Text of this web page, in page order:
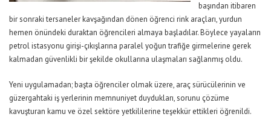
başından itibaren
bir sonraki tersaneler kavşağından dönen öğrenci rink araçları, yurdun
hemen önündeki duraktan öğrencileri almaya başladılar. Böylece yayaların
petrol istasyonu girişi-çıkışlarına paralel yoğun trafiğe girmelerine gerek
kalmadan güvenlikli bir şekilde okullarına ulaşmaları sağlanmış oldu.
Yeni uygulamadan; başta öğrenciler olmak üzere, araç sürücülerinin ve
güzergahtaki iş yerlerinin memnuniyet duydukları, sorunu çözüme
kavuşturan kamu ve özel sektöre yetkililerine teşekkür ettikleri öğrenildi.